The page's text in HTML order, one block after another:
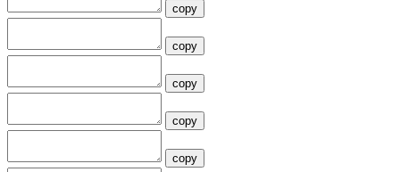
copy
copy
copy
copy
copy